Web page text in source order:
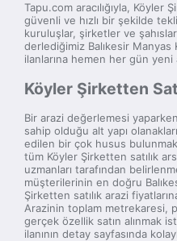
Tapu.com aracılığıyla, Köyler
güvenli ve hızlı bir şekilde
kuruluşlar, şirketler ve
derlediğimiz Balıkesir Manyas
ilanlarına hemen her gün
Köyler Şirketten
Bir arazi değerlemesi
sahip olduğu alt yapı
edilen bir çok husus
tüm Köyler Şirketten satılık
uzmanları tarafından
müşterilerinin en doğru
Şirketten satılık arazi
Arazinin toplam metrekaresi,
gerçek özellik satın alınmak
ilanının detay sayfasında